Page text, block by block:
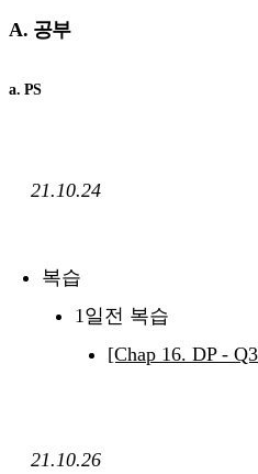
A. 공부
a. PS
21.10.24
복습
1일전 복습
[Chap 16. DP -
21.10.26